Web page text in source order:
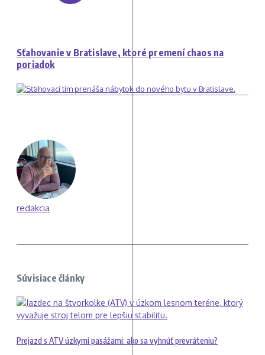
Sťahovanie v Bratislave, ktoré premení chaos na
poriadok
redakcia
Súvisiace články
Prejazd s ATV úzkymi pasážami: ako sa vyhnúť prevráteniu?